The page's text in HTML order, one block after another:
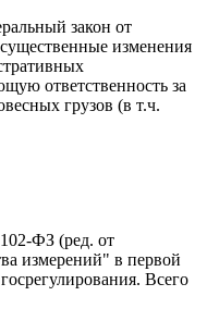
закон от
изменения
ответственность за
грузов (в т.ч.
ФЗ (ред. от
измерений" в первой
Всего